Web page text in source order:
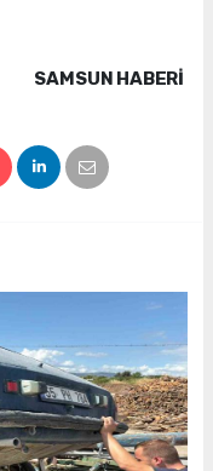
SAMSUN HABERİ